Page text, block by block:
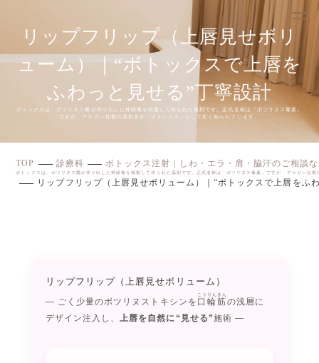
リップフリップ（上唇見せボリ
ューム）｜“ボトックスで上唇を
ふわっと見せる”丁寧設計
ボトックスは、ボツリヌス菌が作り出した神経毒を精製して作られた薬剤です。正式名称は「ボツリヌス毒素」
ですが、アラガン社製の薬剤名が「ボトックス」として広く知られています。
TOP 診療科 ボトックス注射｜しわ・エラ・肩・脇汗のご相談
ボトックスは、ボツリヌス菌が作り出した神経毒を精製して作られた薬剤です。正式名称は「ボツリヌス毒素」ですが、アラガン社
リップフリップ（上唇見せボリューム）｜“ボトックスで上唇をふ
リップフリップ（上唇見せボリューム）
— ごく少量のボツリヌストキシンを 口輪筋
こうりんきん
の浅層に
デザイン注入し、上唇を自然に“見せる”施術 —